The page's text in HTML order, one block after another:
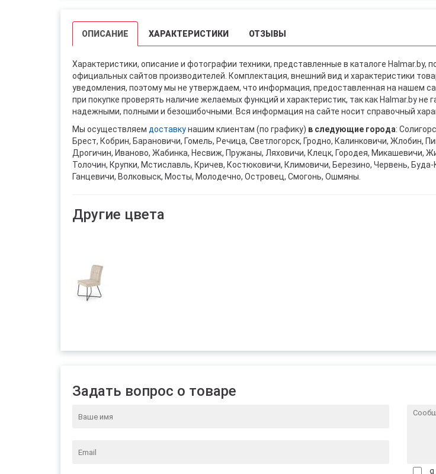
ОПИСАНИЕ ХАРАКТЕРИСТИКИ ОТЗЫВЫ
Характеристики, описание и фотографии техники, представленные в каталоге
официальных сайтов производителей. Комплектация, внешний вид и характеристики
уведомления, поэтому мы не утверждаем, что информация, предоставленная на нашем
при покупке проверять наличие желаемых функций и характеристик, так как Halmar.by
надежными, полными и безошибочными. Вся информация на сайте носит справочный
Мы осуществляем доставкунашим клиентам (по графику) в следующие города:
Брест, Кобрин, Барановичи, Гомель, Речица, Светлогорск, Гродно, Калинковичи, Жлобин,
Дрогичин, Иваново, Жабинка, Несвиж, Пружаны, Ляховичи, Клецк, Городея, Микашевичи,
Толочин, Крупки, Мстиславль, Кричев, Костюковичи, Климовичи, Березино, Червень,
Ганцевичи, Волковыск, Мосты, Молодечно, Островец, Смогонь, Ошмяны.
Другие цвета
Задать вопрос о товаре